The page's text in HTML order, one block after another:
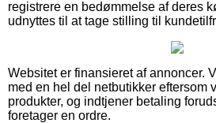
registrere en bedømmelse af deres
udnyttes til at tage stilling til
Websitet er finansieret af annoncer.
med en hel del netbutikker eftersom
produkter, og indtjener betaling
foretager en ordre.